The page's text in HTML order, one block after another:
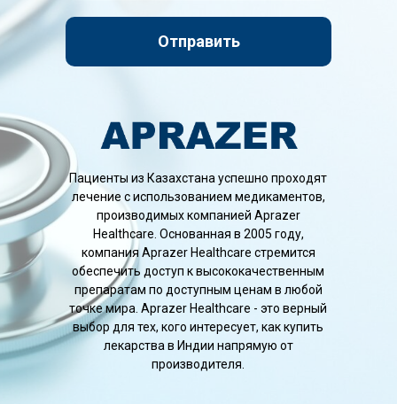
Отправить
Пациенты из Казахстана успешно проходят
лечение с использованием медикаментов,
производимых компанией Aprazer
Healthcare. Основанная в 2005 году,
компания Aprazer Healthcare стремится
обеспечить доступ к высококачественным
препаратам по доступным ценам в любой
точке мира. Aprazer Healthcare - это верный
выбор для тех, кого интересует, как купить
лекарства в Индии напрямую от
производителя.